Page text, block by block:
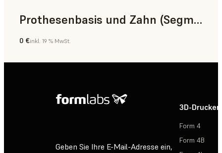
Prothesenbasis und Zahn (Segment)
Zahnmedizin
0 €inkl. 19 % MwSt.
Geben Sie Ihre E-Mail-Adresse ein,
3D-Drucker
Form 4
Form 4B